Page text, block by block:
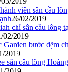
viên sân cầu
26/02/2019
chỉ sân cầu lông
02/2019
Garden bước đệm
2019
sân câu lông